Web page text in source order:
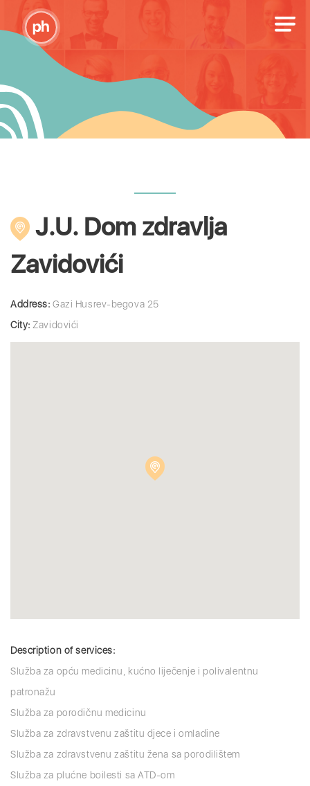
J.U. Dom zdravlja
Zavidovići
Address: Gazi Husrev-begova 25
City: Zavidovići
Description of services:
Služba za opću medicinu, kućno liječenje i polivalentnu
patronažu
Služba za porodičnu medicinu
Služba za zdravstvenu zaštitu djece i omladine
Služba za zdravstvenu zaštitu žena sa porodilištem
Služba za plućne boilesti sa ATD-om